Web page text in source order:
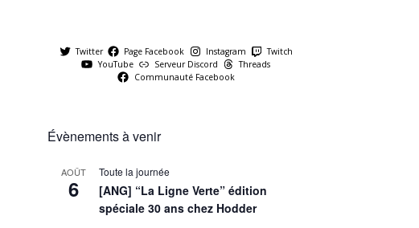
Twitter Page Facebook Instagram
Twitch
YouTube
Serveur Discord
Threads
Communauté Facebook
Évènements à venir
AOÛT
6
Toute la journée
[ANG] “La Ligne Verte” édition
spéciale 30 ans chez Hodder